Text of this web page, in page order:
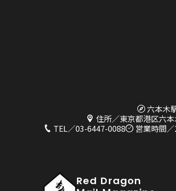
六本木
住所／東京都港区六
TEL／03-6447-0088
営業時間
Red Dragon